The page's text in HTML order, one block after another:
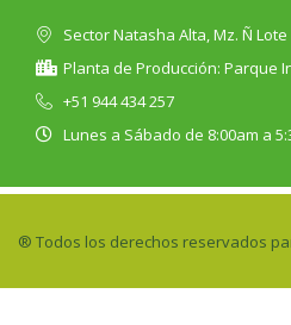
Sector Natasha Alta, Mz. Ñ
Planta de Producción: Parque
+51 944 434 257
Lunes a Sábado de 8:00am a
® Todos los derechos reservados